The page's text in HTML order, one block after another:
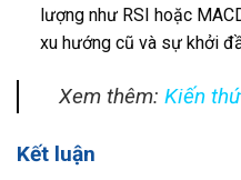
lượng như RSI hoặc
xu hướng cũ và sự khởi
Xem thêm: Kiến
Kết luận